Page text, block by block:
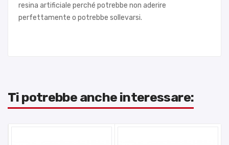
resina artificiale perché potrebbe non aderire
perfettamente o potrebbe sollevarsi.
Ti potrebbe anche interessare: